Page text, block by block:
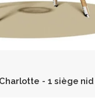
- 1 siège nid